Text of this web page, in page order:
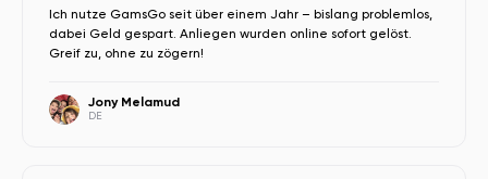
Ich nutze GamsGo seit über einem Jahr – bislang problemlos,
dabei Geld gespart. Anliegen wurden online sofort gelöst.
Greif zu, ohne zu zögern!
Jony Melamud
DE